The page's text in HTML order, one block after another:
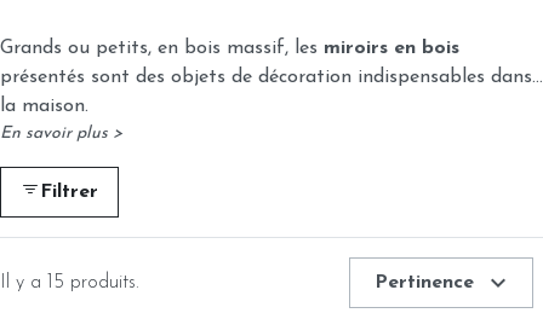
Grands ou petits, en bois massif, les miroirs en bois
présentés sont des objets de décoration indispensables dans
la maison.
En savoir plus >
Filtrer
Il y a 15 produits. Pertinence expand_more